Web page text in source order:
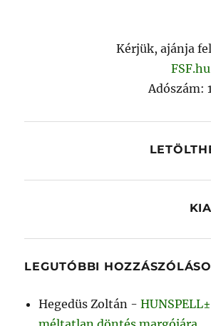
Kérjük, ajánja
Adószám:
LEGUTÓBBI
Hegedüs Zoltán -